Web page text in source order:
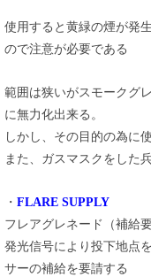
使用すると黄緑の煙が発
ので注意が必要である
範囲は狭いがスモークグ
に無力化出来る。
しかし、その目的の為に
また、ガスマスクをした
・ FLARE SUPPLY
フレアグレネード（補給要
発光信号により投下地点
サーの補給を要請する